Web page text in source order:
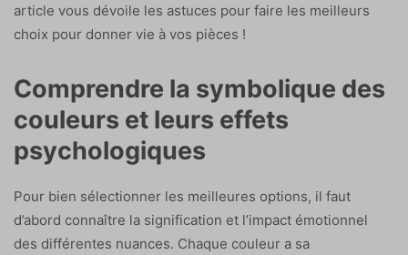
article vous dévoile les astuces pour faire les meilleurs
choix pour donner vie à vos pièces !
Comprendre la symbolique des
couleurs et leurs effets
psychologiques
Pour bien sélectionner les meilleures options, il faut
d’abord connaître la signification et l’impact émotionnel
des différentes nuances. Chaque couleur a sa